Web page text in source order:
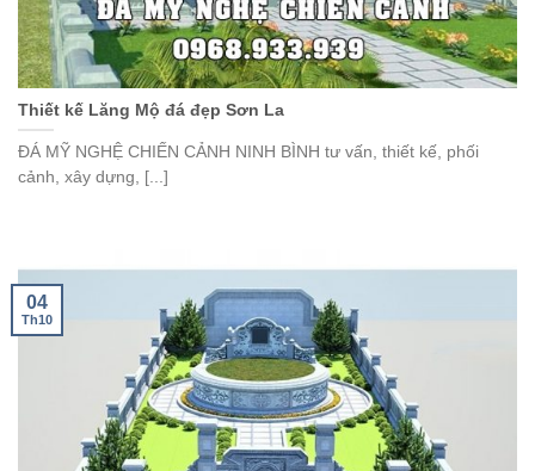
Thiết kế Lăng Mộ đá đẹp Sơn La
ĐÁ MỸ NGHỆ CHIẾN CẢNH NINH BÌNH tư vấn, thiết kế, phối
cảnh, xây dựng, [...]
04
Th10